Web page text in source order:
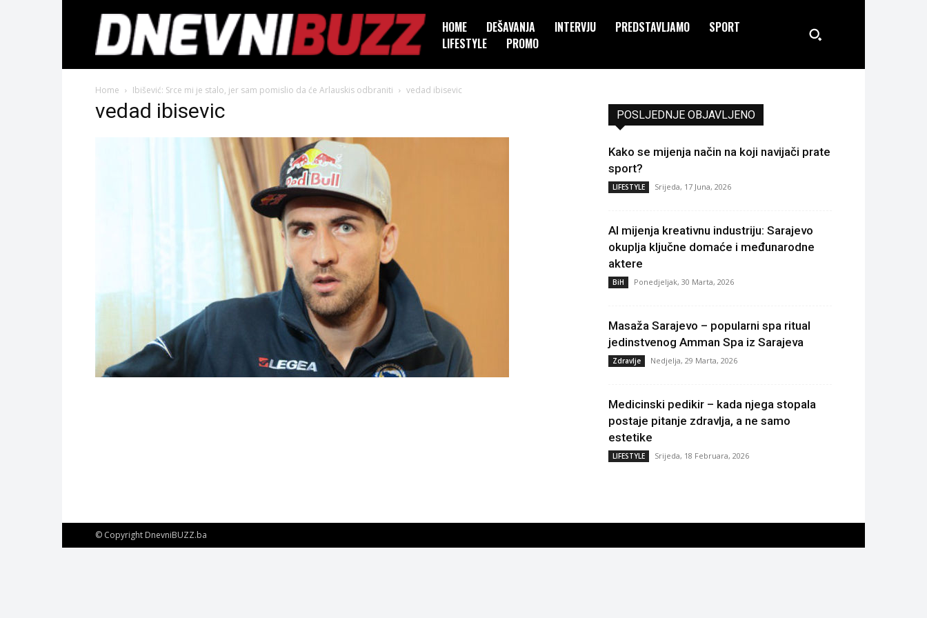
HOME DEŠAVANJA INTERVJU PREDSTAVLJAMO
SPORT
LIFESTYLE
PROMO
Home Ibišević: Srce mi je stalo, jer sam pomislio da će Arlauskis odbraniti vedad ibisevic
vedad ibisevic POSLJEDNJE OBJAVLJENO
Kako se mijenja način na koji navijači prate
sport?
LIFESTYLE Srijeda, 17 Juna, 2026
AI mijenja kreativnu industriju: Sarajevo
okuplja ključne domaće i međunarodne
aktere
BiH Ponedjeljak, 30 Marta, 2026
Masaža Sarajevo – popularni spa ritual
jedinstvenog Amman Spa iz Sarajeva
Zdravlje Nedjelja, 29 Marta, 2026
Medicinski pedikir – kada njega stopala
postaje pitanje zdravlja, a ne samo
estetike
LIFESTYLE Srijeda, 18 Februara, 2026
© Copyright DnevniBUZZ.ba